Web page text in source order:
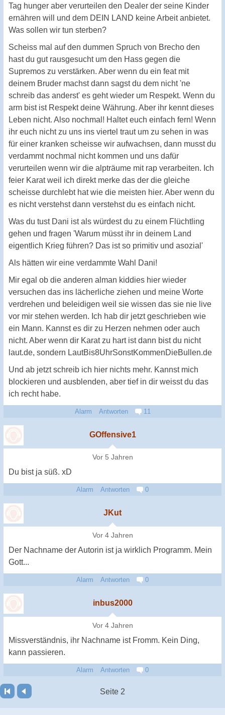
Tag hunger aber verurteilen den Dealer der seine Kinder
ernähren will und dem DEIN LAND keine Arbeit anbietet.
Was sollen wir tun sterben?
Scheiss mal auf den dummen Spruch von Brecho den
hast du gut rausgesucht um den Hass gegen die
Supremos zu verstärken. Aber wenn du ein feat mit
deinem Bruder machst dann sagst du dem nicht 'ne
schreib das anderst' es geht wieder um Respekt. Wenn du
arm bist ist Respekt deine Währung. Aber ihr kennt dieses
Leben nicht. Also nochmal! Haltet euch einfach fern! Wenn
ihr euch nicht zu uns ins viertel traut um zu sehen in was
für einer kranken scheisse wir aufwachsen, dann musst du
verdammt nochmal nicht kommen und uns dafür
verurteilen wenn wir die alpträume mit rap verarbeiten. Ich
feier Karat weil ich direkt merke das der die gleiche
scheisse durchlebt hat wie die meisten hier. Aber wenn du
es nicht verstehst dann verstehst du es einfach nicht.
Was du tust Dani ist als würdest du zu einem Flüchtling
gehen und fragen 'Warum müsst ihr in deinem Land
eigentlich Krieg führen? Das ist so primitiv und asozial'
Als hätten wir eine verdammte Wahl Dani!
Mir egal ob die anderen alman kiddies hier wieder
versuchen das ins lächerliche ziehen und meine Worte
verdrehen und beleidigen weil sie wissen das sie nie live
vor mir stehen werden. Ich hab dir jetzt geschrieben wie
ein Mann. Kannst es dir zu Herzen nehmen oder auch
nicht. Aber wenn dir Karat zu hart ist dann bist du nicht
laut.de, sondern LautBis8UhrSonstKommenDieBullen.de
Und ab jetzt schreib ich hier nichts mehr. Kannst mich
blockieren und ausblenden, aber tief in dir weisst du das
ich recht habe.
Alarm Antworten 11
GOffensive1
Vor 5 Jahren
Du bist ja süß. xD
Alarm Antworten 0
JKut
Vor 4 Jahren
Der Nachname der Autorin ist ja wirklich Programm. Mein
Gott...
Alarm Antworten 0
inbus2000
Vor 4 Jahren
Missverständnis, ihr Nachname ist Fromm. Kein Ding,
kann passieren.
Alarm Antworten 0
Seite 2